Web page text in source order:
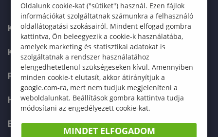
KARUNK
KÉPZÉSEK
FELVÉTELIZŐKNEK
HALLGATÓKNAK
ERASMUS+
Oldalunk cookie-kat ("sütiket") használ. Ezen fájlok
információkat szolgáltatnak számunkra a felhasználó
oldallátogatási szokásairól. Mindent elfogad gombra
kattintva, Ön beleegyezik a cookie-k használatába,
amelyek marketing és statisztikai adatokat is
szolgáltatnak a rendszer használatához
elengedhetetlenül szükségeseken kívül. Amennyiben
minden cookie-t elutasít, akkor átirányítjuk a
google.com-ra, mert nem tudjuk megjeleníteni a
weboldalunkat. Beállítások gombra kattintva tudja
módosítani az engedélyezett cookie-kat.
MINDET ELFOGADOM